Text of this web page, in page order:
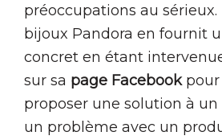
préoccupations au
bijoux Pandora en fournit
concret en étant
sur sa page Facebookpour
proposer une solution à
un problème avec un